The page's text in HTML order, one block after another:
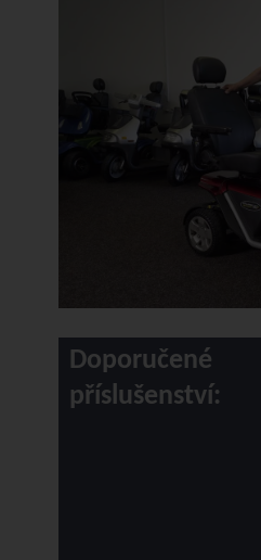
Doporučené
příslušenství: